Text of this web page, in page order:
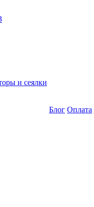
и сеялки
Блог Оплата